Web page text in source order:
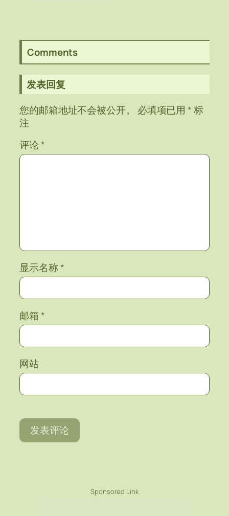
Comments
发表回复
您的邮箱地址不会被公开。
必填项已用*标
注
评论*
显示名称*
邮箱*
网站
Sponsored Link